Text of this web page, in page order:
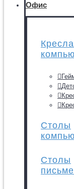
Офис
Кресла
Столы
Столы